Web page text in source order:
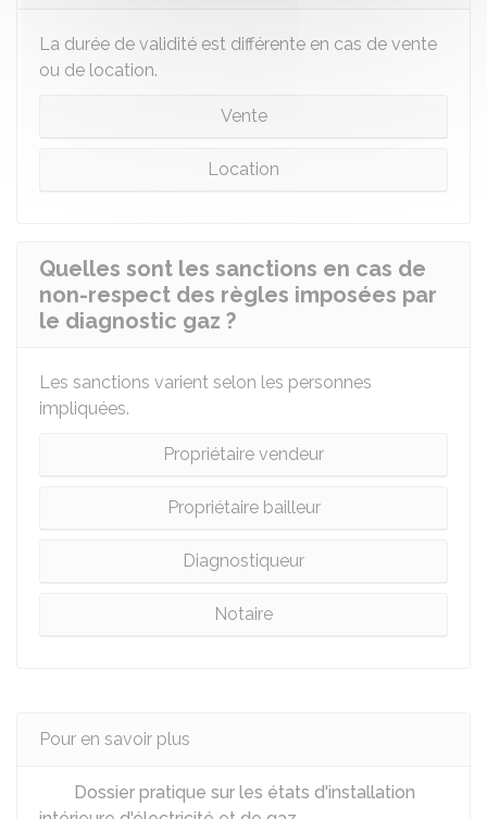
La durée de validité est différente en cas de vente
ou de location.
Vente
Location
Quelles sont les sanctions en cas de
non-respect des règles imposées par
le diagnostic gaz ?
Les sanctions varient selon les personnes
impliquées.
Propriétaire vendeur
Propriétaire bailleur
Diagnostiqueur
Notaire
Pour en savoir plus
Dossier pratique sur les états d'installation